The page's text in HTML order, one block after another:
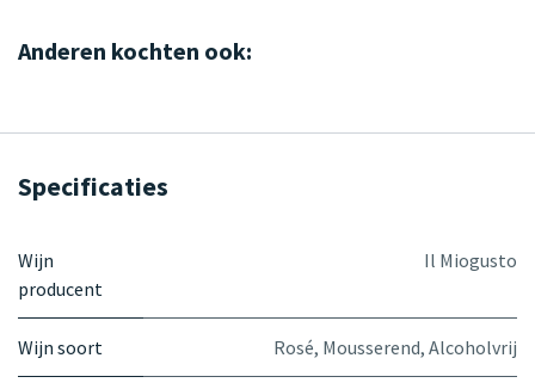
Anderen kochten ook:
Specificaties
Wijn
producent
Il Miogusto
Wijn soort Rosé, Mousserend, Alcoholvrij